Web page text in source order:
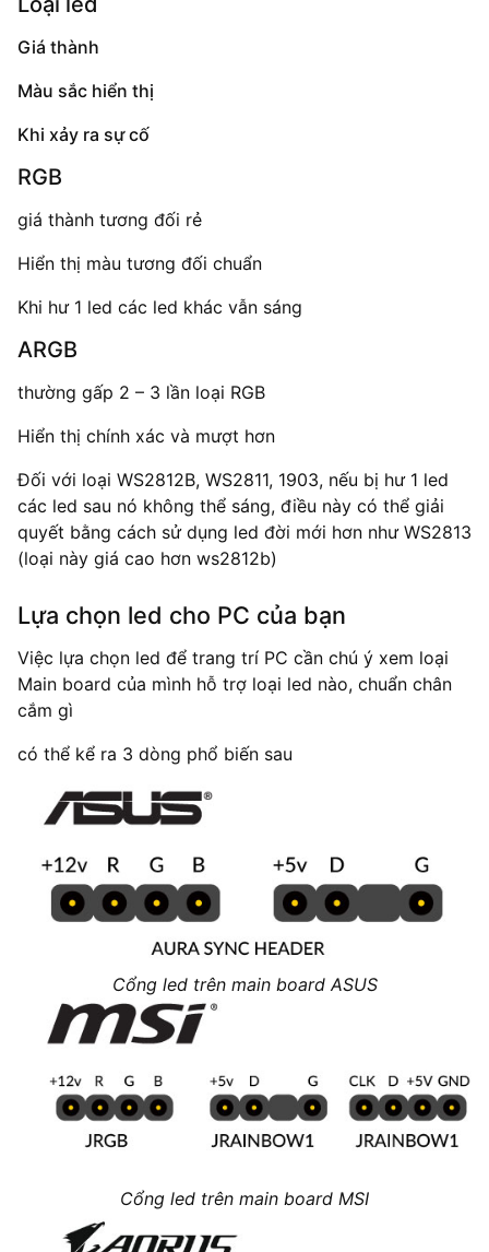
Giá thành
Màu sắc hiển thị
Khi xảy ra sự cố
RGB
giá thành tương đối rẻ
Hiển thị màu tương đối chuẩn
Khi hư 1 led các led khác vẫn sáng
ARGB
thường gấp 2 – 3 lần loại RGB
Hiển thị chính xác và mượt hơn
Đối với loại WS2812B, WS2811, 1903, nếu bị hư 1 led
các led sau nó không thể sáng, điều này có thể giải
quyết bằng cách sử dụng led đời mới hơn như WS2813
(loại này giá cao hơn ws2812b)
Lựa chọn led cho PC của bạn
Việc lựa chọn led để trang trí PC cần chú ý xem loại
Main board của mình hỗ trợ loại led nào, chuẩn chân
cắm gì
có thể kể ra 3 dòng phổ biến sau
Cổng led trên main board ASUS
Cổng led trên main board MSI